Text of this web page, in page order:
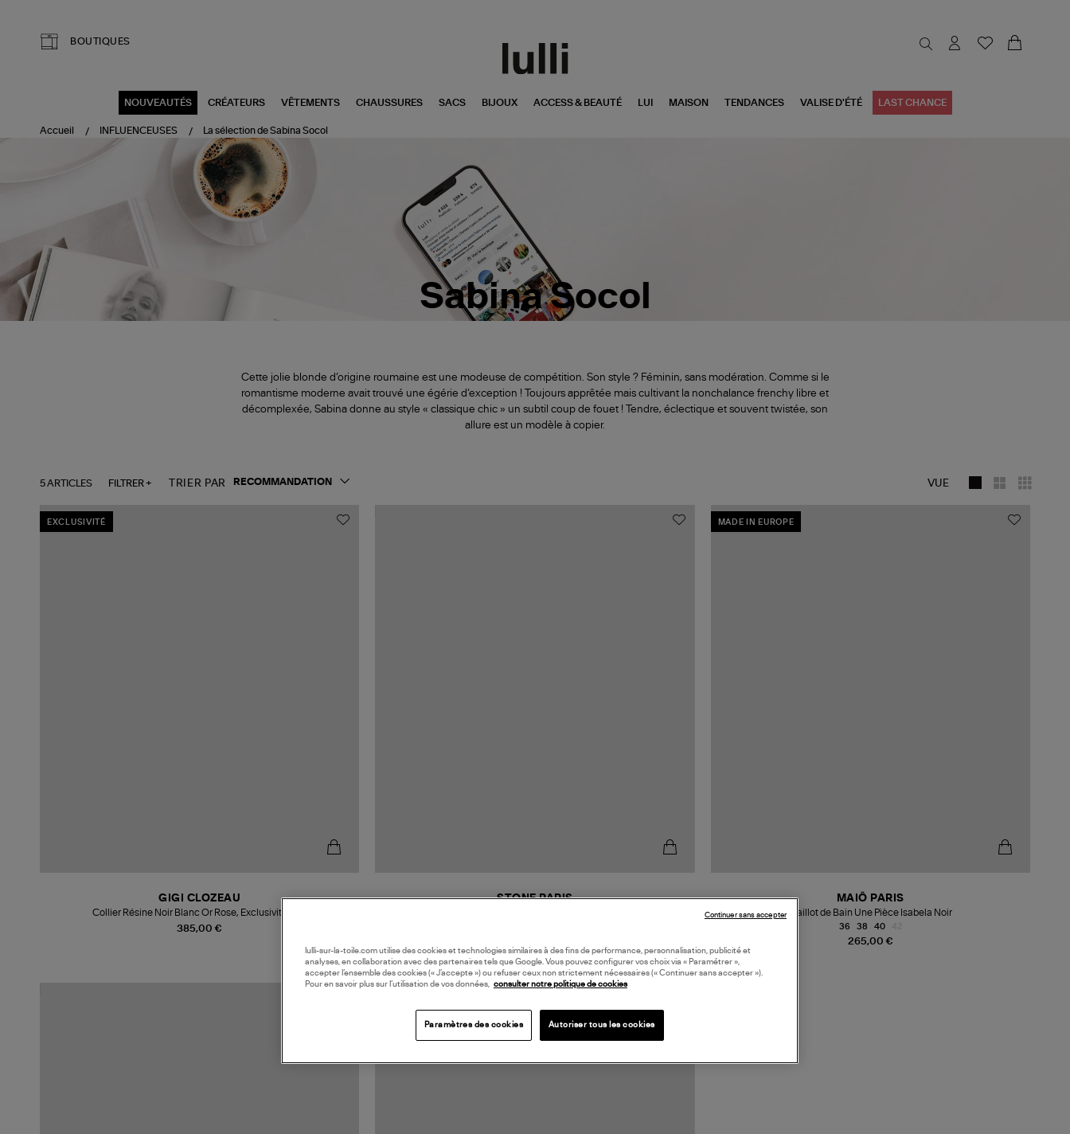
BOUTIQUES
NOUVEAUTÉS CRÉATEURS VÊTEMENTS CHAUSSURES SACS BIJOUX ACCESS & BEAUTÉ LUI MAISON TENDANCES VALISE D'ÉTÉ LAST CHANCE
Accueil INFLUENCEUSES La sélection de Sabina Socol
Sabina Socol
Cette jolie blonde d’origine roumaine est une modeuse de compétition. Son style ? Féminin, sans modération. Comme si le
romantisme moderne avait trouvé une égérie d’exception ! Toujours apprêtée mais cultivant la nonchalance frenchy libre et
décomplexée, Sabina donne au style « classique chic » un subtil coup de fouet ! Tendre, éclectique et souvent twistée, son
allure est un modèle à copier.
5 ARTICLES FILTRER + TRIER PAR VUE
EXCLUSIVITÉ
385,00 €
GIGI CLOZEAU
Collier Résine Noir Blanc Or Rose, Exclusivité Lulli
STONE PARIS
MADE IN EUROPE
265,00 €
MAIÔ PARIS
Maillot de Bain Une Pièce Isabela Noir
36 38 40
lulli-sur-la-toile.com utilise des cookies et technologies similaires à des fins de performance, personnalisation, publicité et
analyses, en collaboration avec des partenaires tels que Google. Vous pouvez configurer vos choix via « Paramétrer »,
accepter l’ensemble des cookies (« J’accepte ») ou refuser ceux non strictement nécessaires (« Continuer sans accepter »).
Pour en savoir plus sur l’utilisation de vos données, consulter notre politique de cookies
Paramètres des cookies Autoriser tous les cookies
Continuer sans accepter